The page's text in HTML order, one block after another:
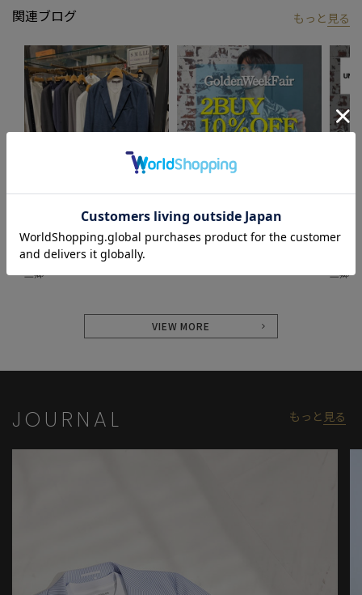
関連ブログ もっと 見る
テーラードジャケット
UNION STATION
UNION STATION ららぽーと新
三郷
Golden Week Fair
UNION STATION
三郷
VIEW MORE
JOURNAL もっと 見る